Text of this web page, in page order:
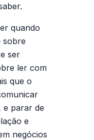
quando
sobre
ser
ler com
que o
e parar de
e
negócios